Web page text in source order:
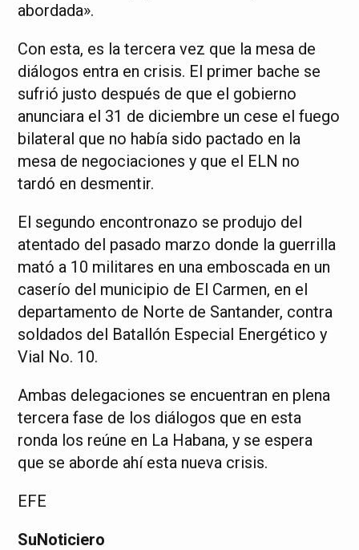
abordada».
Con esta, es la tercera vez que la mesa de
diálogos entra en crisis. El primer bache se
sufrió justo después de que el gobierno
anunciara el 31 de diciembre un cese el fuego
bilateral que no había sido pactado en la
mesa de negociaciones y que el ELN no
tardó en desmentir.
El segundo encontronazo se produjo del
atentado del pasado marzo donde la guerrilla
mató a 10 militares en una emboscada en un
caserío del municipio de El Carmen, en el
departamento de Norte de Santander, contra
soldados del Batallón Especial Energético y
Vial No. 10.
Ambas delegaciones se encuentran en plena
tercera fase de los diálogos que en esta
ronda los reúne en La Habana, y se espera
que se aborde ahí esta nueva crisis.
EFE
SuNoticiero